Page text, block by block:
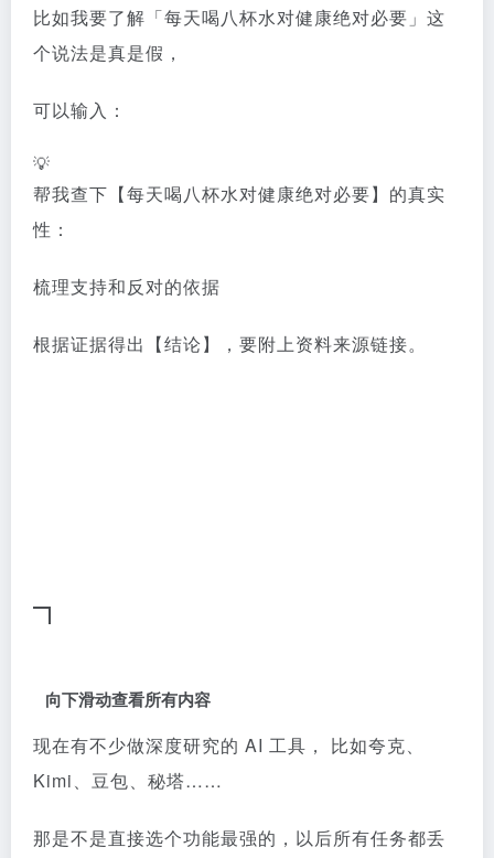
比如我要了解「每天喝八杯水对健康绝对必要」这
个说法是真是假，
可以输入：
💡
帮我查下【每天喝八杯水对健康绝对必要】的真实
性：
梳理支持和反对的依据
根据证据得出【结论】，要附上资料来源链接。
向下滑动查看所有内容
现在有不少做深度研究的 AI 工具， 比如夸克、
Kimi、豆包、秘塔……
那是不是直接选个功能最强的，以后所有任务都丢